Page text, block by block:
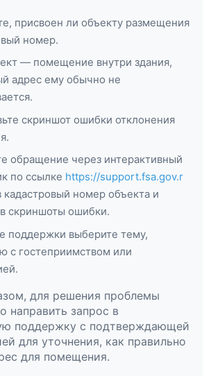
присвоен ли объекту размещения
номер.
— помещение внутри здания,
адрес ему обычно не
скриншот ошибки отклонения
обращение через интерактивный
по ссылке https://support.fsa.gov.r
кадастровый номер объекта и
скриншоты ошибки.
поддержки выберите тему,
с гостеприимством или
для решения проблемы
направить запрос в
поддержку с подтверждающей
для уточнения, как правильно
для помещения.